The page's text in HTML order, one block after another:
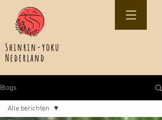
Shinrin-yoku
Nederland
Blogs
Alle berichten